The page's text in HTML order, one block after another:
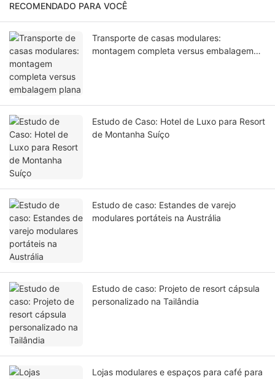
RECOMENDADO PARA VOCÊ
Transporte de casas modulares:
montagem completa versus embalagem
Estudo de Caso: Hotel de Luxo para Resort
de Montanha Suíço
Estudo de caso: Estandes de varejo
modulares portáteis na Austrália
Estudo de caso: Projeto de resort cápsula
personalizado na Tailândia
Lojas modulares e espaços para café para